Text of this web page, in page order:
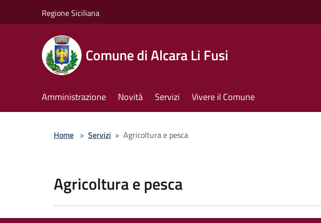
Regione Siciliana
Comune di Alcara Li Fusi
Amministrazione Novità Servizi Vivere il Comune
Home > Servizi > Agricoltura e pesca
Agricoltura e pesca